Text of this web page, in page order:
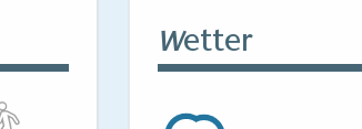
Wetter